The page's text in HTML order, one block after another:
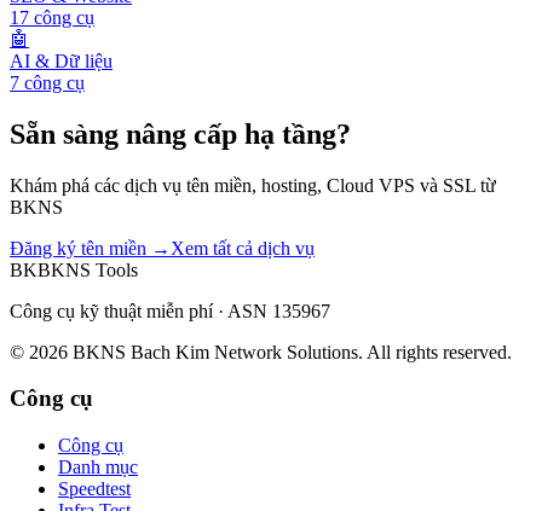
17 công cụ
🤖
AI & Dữ liệu
7 công cụ
Sẵn sàng nâng cấp hạ tầng?
Khám phá các dịch vụ tên miền, hosting, Cloud VPS và SSL từ
BKNS
Đăng ký tên miền → Xem tất cả dịch vụ
BKBKNS Tools
Công cụ kỹ thuật miễn phí · ASN 135967
© 2026 BKNS Bach Kim Network Solutions. All rights reserved.
Công cụ
Công cụ
Danh mục
Speedtest